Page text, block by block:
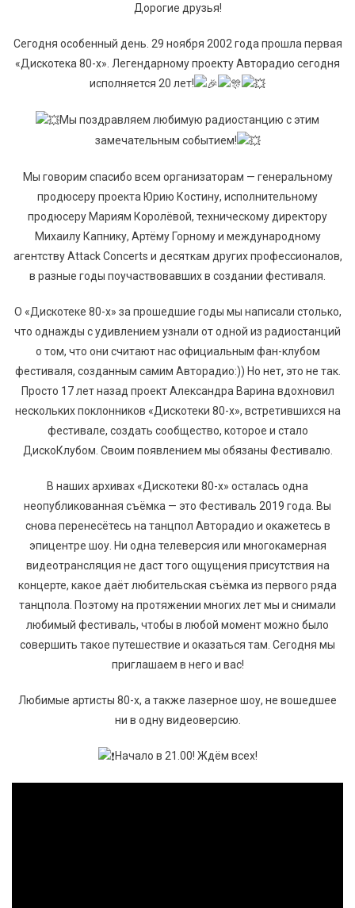
Дорогие друзья!
Сегодня особенный день. 29 ноября 2002 года прошла первая
«Дискотека 80-х». Легендарному проекту Авторадио сегодня
исполняется 20 лет!
Мы поздравляем любимую радиостанцию с этим
замечательным событием!
Мы говорим спасибо всем организаторам — генеральному
продюсеру проекта Юрию Костину, исполнительному
продюсеру Мариям Королёвой, техническому директору
Михаилу Капнику, Артёму Горному и международному
агентству Attack Concerts и десяткам других профессионалов,
в разные годы поучаствовавших в создании фестиваля.
О «Дискотеке 80-х» за прошедшие годы мы написали столько,
что однажды с удивлением узнали от одной из радиостанций
о том, что они считают нас официальным фан-клубом
фестиваля, созданным самим Авторадио:)) Но нет, это не так.
Просто 17 лет назад проект Александра Варина вдохновил
нескольких поклонников «Дискотеки 80-х», встретившихся на
фестивале, создать сообщество, которое и стало
ДискоКлубом. Своим появлением мы обязаны Фестивалю.
В наших архивах «Дискотеки 80-х» осталась одна
неопубликованная съёмка — это Фестиваль 2019 года. Вы
снова перенесётесь на танцпол Авторадио и окажетесь в
эпицентре шоу. Ни одна телеверсия или многокамерная
видеотрансляция не даст того ощущения присутствия на
концерте, какое даёт любительская съёмка из первого ряда
танцпола. Поэтому на протяжении многих лет мы и снимали
любимый фестиваль, чтобы в любой момент можно было
совершить такое путешествие и оказаться там. Сегодня мы
приглашаем в него и вас!
Любимые артисты 80-х, а также лазерное шоу, не вошедшее
ни в одну видеоверсию.
Начало в 21.00! Ждём всех!